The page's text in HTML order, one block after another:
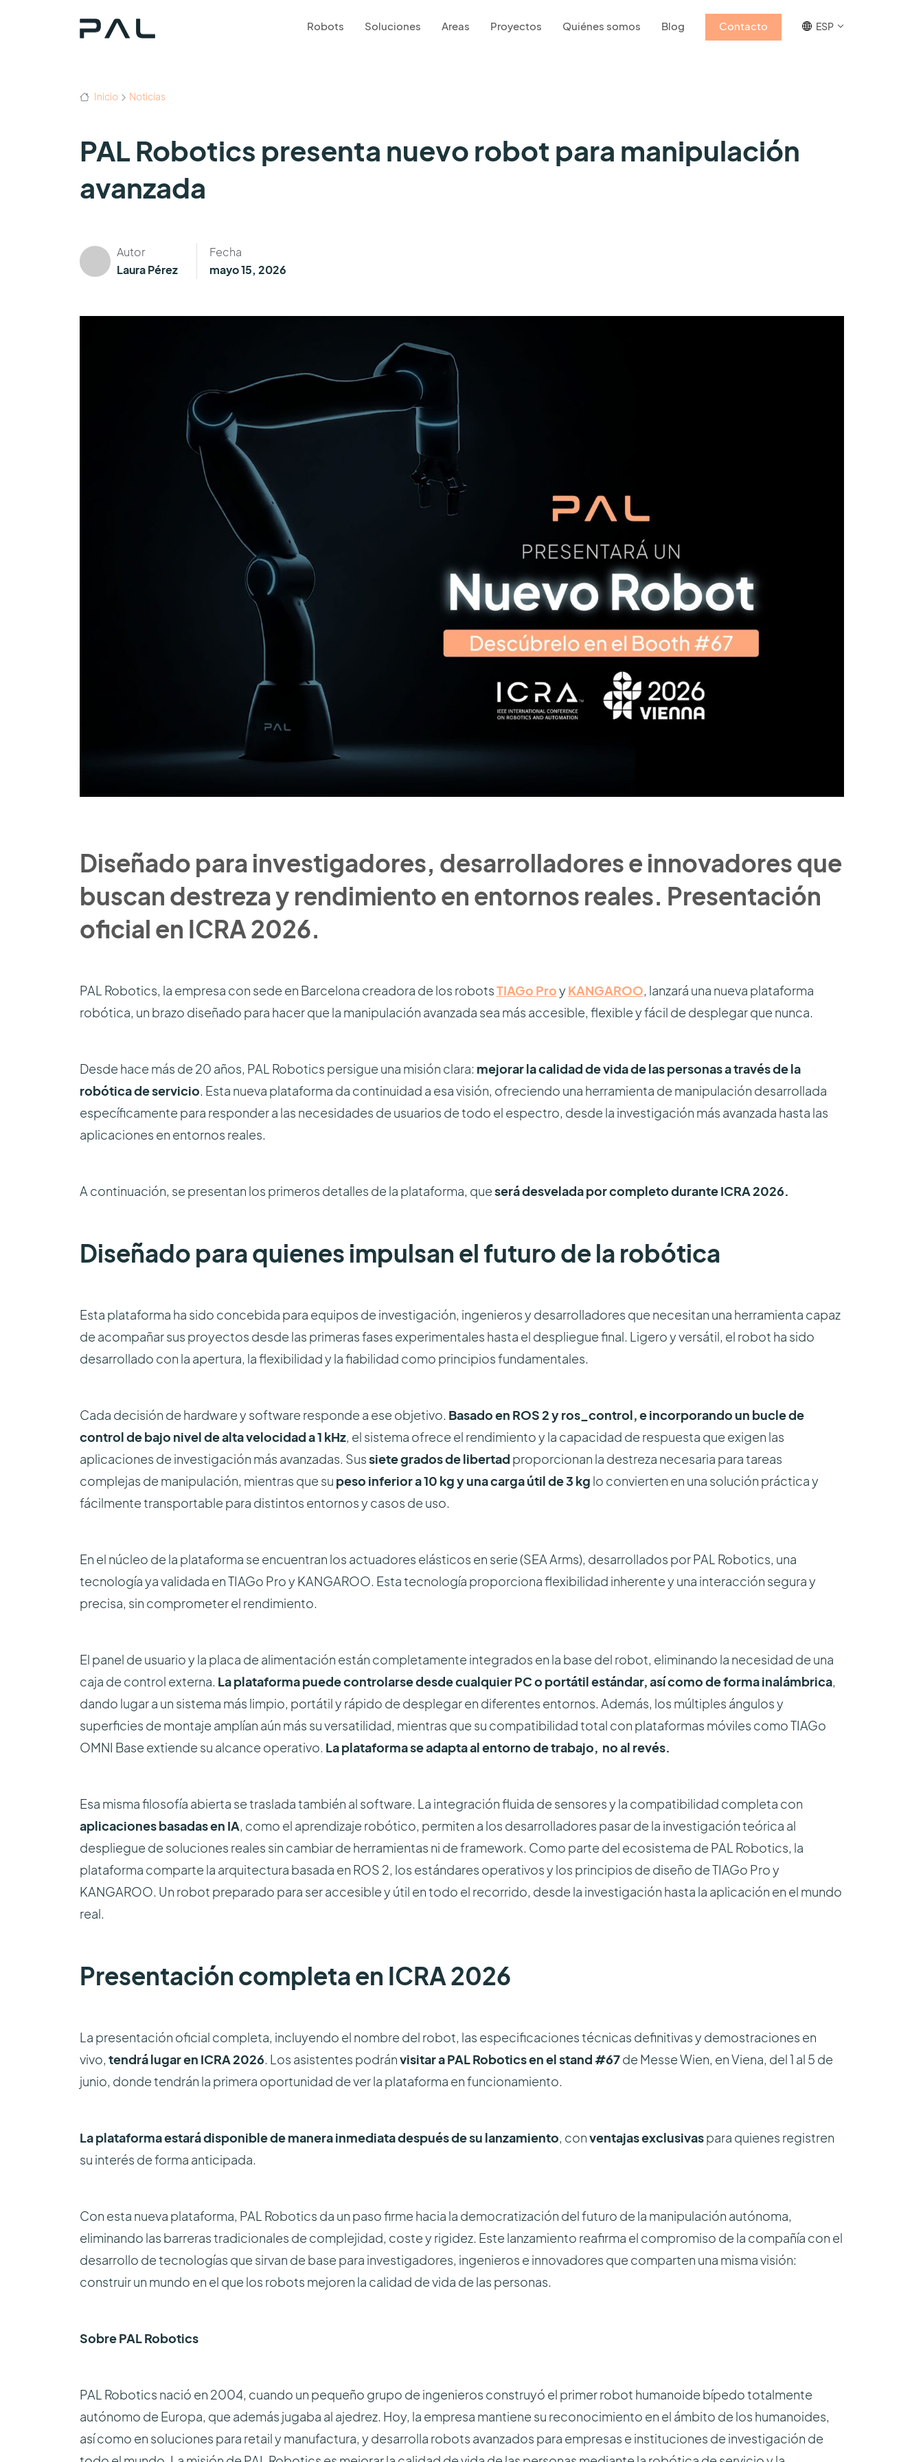
Robots Soluciones Areas Proyectos Quiénes somos Blog Contacto ESP
Inicio Noticias
PAL Robotics presenta nuevo robot para manipulación
avanzada
Autor
Laura Pérez
Fecha
mayo 15, 2026
Diseñado para investigadores, desarrolladores e innovadores que
buscan destreza y rendimiento en entornos reales. Presentación
oficial en ICRA 2026.
PAL Robotics, la empresa con sede en Barcelona creadora de los robotsTIAGo Proy KANGAROO, lanzará una nueva plataforma
robótica, un brazo diseñado para hacer que la manipulación avanzada sea más accesible, flexible y fácil de desplegar que nunca.
Desde hace más de 20 años, PAL Robotics persigue una misión clara: mejorar la calidad de vida de las personas a través de la
robótica de servicio. Esta nueva plataforma da continuidad a esa visión, ofreciendo una herramienta de manipulación desarrollada
específicamente para responder a las necesidades de usuarios de todo el espectro, desde la investigación más avanzada hasta las
aplicaciones en entornos reales.
A continuación, se presentan los primeros detalles de la plataforma, queserá desvelada por completo durante ICRA 2026.
Diseñado para quienes impulsan el futuro de la robótica
Esta plataforma ha sido concebida para equipos de investigación, ingenieros y desarrolladores que necesitan una herramienta capaz
de acompañar sus proyectos desde las primeras fases experimentales hasta el despliegue final. Ligero y versátil, el robot ha sido
desarrollado con la apertura, la flexibilidad y la fiabilidad como principios fundamentales.
Cada decisión de hardware y software responde a ese objetivo. Basado en ROS 2 y ros_control, e incorporando un bucle de
control de bajo nivel de alta velocidad a 1 kHz, el sistema ofrece el rendimiento y la capacidad de respuesta que exigen las
aplicaciones de investigación más avanzadas. Sussiete grados de libertad proporcionan la destreza necesaria para tareas
complejas de manipulación, mientras que su peso inferior a 10 kg y una carga útil de 3 kg lo convierten en una solución práctica y
fácilmente transportable para distintos entornos y casos de uso.
En el núcleo de la plataforma se encuentran los actuadores elásticos en serie (SEA Arms), desarrollados por PAL Robotics, una
tecnología ya validada en TIAGo Pro y KANGAROO. Esta tecnología proporciona flexibilidad inherente y una interacción segura y
precisa, sin comprometer el rendimiento.
El panel de usuario y la placa de alimentación están completamente integrados en la base del robot, eliminando la necesidad de una
caja de control externa. La plataforma puede controlarse desde cualquier PC o portátil estándar, así como de forma inalámbrica,
dando lugar a un sistema más limpio, portátil y rápido de desplegar en diferentes entornos. Además, los múltiples ángulos y
superficies de montaje amplían aún más su versatilidad, mientras que su compatibilidad total con plataformas móviles como TIAGo
OMNI Base extiende su alcance operativo. La plataforma se adapta al entorno de trabajo, no al revés.
Esa misma filosofía abierta se traslada también al software. La integración fluida de sensores y la compatibilidad completa con
aplicaciones basadas en IA, como el aprendizaje robótico, permiten a los desarrolladores pasar de la investigación teórica al
despliegue de soluciones reales sin cambiar de herramientas ni de framework. Como parte del ecosistema de PAL Robotics, la
plataforma comparte la arquitectura basada en ROS 2, los estándares operativos y los principios de diseño de TIAGo Pro y
KANGAROO. Un robot preparado para ser accesible y útil en todo el recorrido, desde la investigación hasta la aplicación en el mundo
real.
Presentación completa en ICRA 2026
La presentación oficial completa, incluyendo el nombre del robot, las especificaciones técnicas definitivas y demostraciones en
vivo, tendrá lugar en ICRA 2026. Los asistentes podránvisitar a PAL Robotics en el stand #67de Messe Wien, en Viena, del 1 al 5 de
junio, donde tendrán la primera oportunidad de ver la plataforma en funcionamiento.
La plataforma estará disponible de manera inmediata después de su lanzamiento, conventajas exclusivaspara quienes registren
su interés de forma anticipada.
Con esta nueva plataforma, PAL Robotics da un paso firme hacia la democratización del futuro de la manipulación autónoma,
eliminando las barreras tradicionales de complejidad, coste y rigidez. Este lanzamiento reafirma el compromiso de la compañía con el
desarrollo de tecnologías que sirvan de base para investigadores, ingenieros e innovadores que comparten una misma visión:
construir un mundo en el que los robots mejoren la calidad de vida de las personas.
Sobre PAL Robotics
PAL Robotics nació en 2004, cuando un pequeño grupo de ingenieros construyó el primer robot humanoide bípedo totalmente
autónomo de Europa, que además jugaba al ajedrez. Hoy, la empresa mantiene su reconocimiento en el ámbito de los humanoides,
así como en soluciones para retail y manufactura, y desarrolla robots avanzados para empresas e instituciones de investigación de